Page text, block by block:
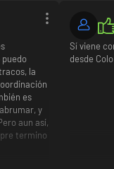
la
es
y
aun así,
termino
Sí viene
desde